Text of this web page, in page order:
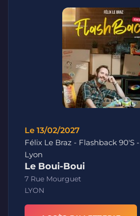
Le 13/02/2027
Félix Le Braz - Flashback 90'S
Lyon
Le Boui-Boui
7 Rue Mourguet
LYON